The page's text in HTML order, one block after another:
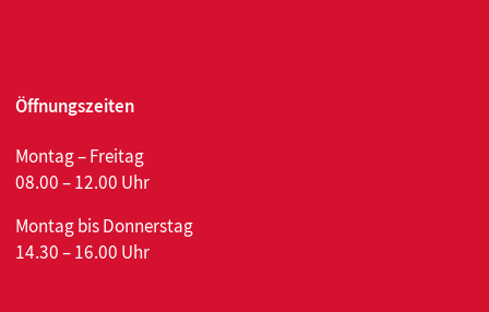
Öffnungszeiten
Montag – Freitag
08.00 – 12.00 Uhr
Montag bis Donnerstag
14.30 – 16.00 Uhr